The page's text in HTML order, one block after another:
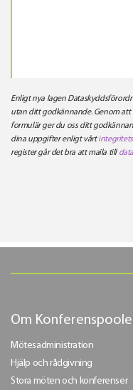
Enligt nya lagen
utan ditt godkännande. Genom
formulär ger du oss ditt
dina uppgifter enligt vårt
register går det bra att maila till
Om
Mötesadministration
Hjälp och rådgivning
Stora möten och konferenser